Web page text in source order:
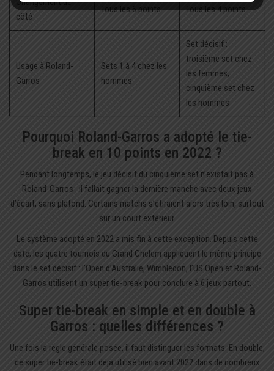
côté
Tous les 6 points Tous les 4 points
Usage à Roland-
Garros
Sets 1 à 4 chez les
hommes
Set décisif :
troisième set chez
les femmes,
cinquième set chez
les hommes
Pourquoi Roland-Garros a adopté le tie-
break en 10 points en 2022 ?
Pendant longtemps, le jeu décisif du cinquième set n’existait pas à
Roland-Garros : il fallait gagner la dernière manche avec deux jeux
d’écart, sans plafond. Certains matchs s’étiraient alors très loin, surtout
sur un court extérieur.
Le système adopté en 2022 a mis fin à cette exception. Depuis cette
date, les quatre tournois du Grand Chelem appliquent le même principe
dans le set décisif : l’Open d’Australie, Wimbledon, l’US Open et Roland-
Garros utilisent un super tie-break pour conclure à 6 jeux partout.
Super tie-break en simple et en double à
Garros : quelles différences ?
Une fois la règle générale posée, il faut distinguer les formats. En double,
ce super tie-break était déjà utilisé bien avant 2022 dans de nombreux